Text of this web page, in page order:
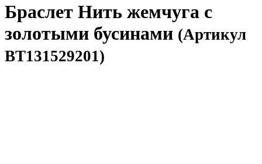
Браслет Нить жемчуга с
золотыми бусинами (Артикул
BT131529201)